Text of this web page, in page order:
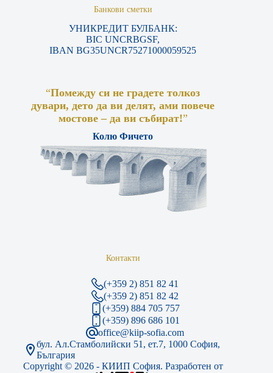
Банкови сметки
УНИКРЕДИТ БУЛБАНК:
BIC UNCRBGSF,
IBAN BG35UNCR75271000059525
“Помежду си не градете толкоз
дувари, дето да ви делят, ами повече
мостове – да ви събират!”
Колю Фичето
Контакти
(+359 2) 851 82 41
(+359 2) 851 82 42
(+359) 884 705 757
(+359) 896 686 101
office@kiip-sofia.com
бул. Ал.Стамболийски 51, ет.7, 1000 София,
България
Copyright © 2026 - КИИП София. Разработен от